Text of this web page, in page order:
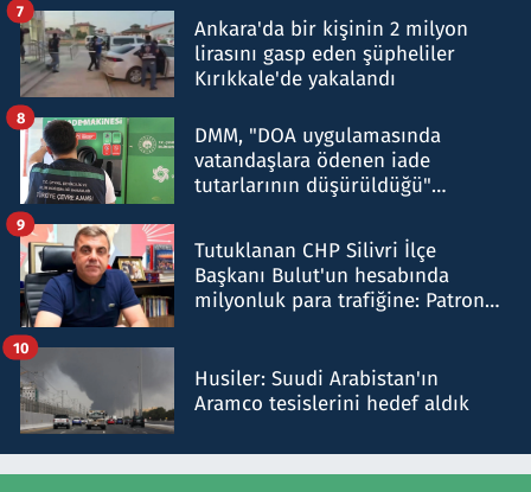
Ankara'da bir kişinin 2 milyon
lirasını gasp eden şüpheliler
Kırıkkale'de yakalandı
7
DMM, "DOA uygulamasında
vatandaşlara ödenen iade
tutarlarının düşürüldüğü"
8
Tutuklanan CHP Silivri İlçe
Başkanı Bulut'un hesabında
milyonluk para trafiğine: Patron
9
Husiler: Suudi Arabistan'ın
Aramco tesislerini hedef aldık
10